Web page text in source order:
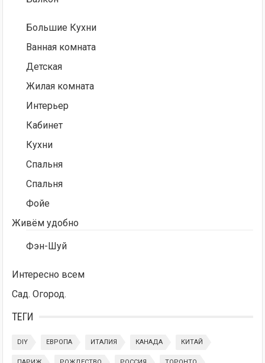
Большие Кухни
Ванная комната
Детская
Жилая комната
Интерьер
Кабинет
Кухни
Спальня
Спальня
Фойе
Живём удобно
Фэн-Шуй
Интересно всем
Сад. Огород.
ТЕГИ
DIY ЕВРОПА ИТАЛИЯ КАНАДА КИТАЙ